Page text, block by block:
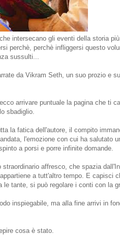
intersecano gli eventi della storia
perchè, perchè infliggersi questo
sussulti...
da Vikram Seth, un suo prozio e
arrivare puntuale la pagina che ti
sbadiglio.
la fatica dell'autore, il compito
l'emozione con cui ha salutato
a porsi e porre infinite domande.
affresco, che spazia
a tutt'altro tempo. E capisci
tante, si può regolare i conti con la
inspiegabile, ma alla fine arrivi in
cosa è stato.